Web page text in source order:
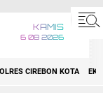
KAMIS
6 08 2026
CIREBON KOTA